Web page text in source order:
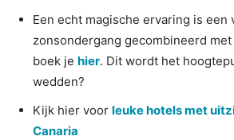
Een echt magische ervaring is een
zonsondergang gecombineerd
boek je hier. Dit wordt het
wedden?
Kijk hier voor leuke hotels met
Canaria